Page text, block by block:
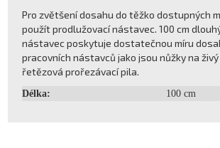
Pro zvětšení dosahu do těžko dostupných
použít prodlužovací nástavec. 100 cm
nástavec poskytuje dostatečnou míru
pracovních nástavců jako jsou nůžky na
řetězová prořezávací pila.
Délka: 100 cm